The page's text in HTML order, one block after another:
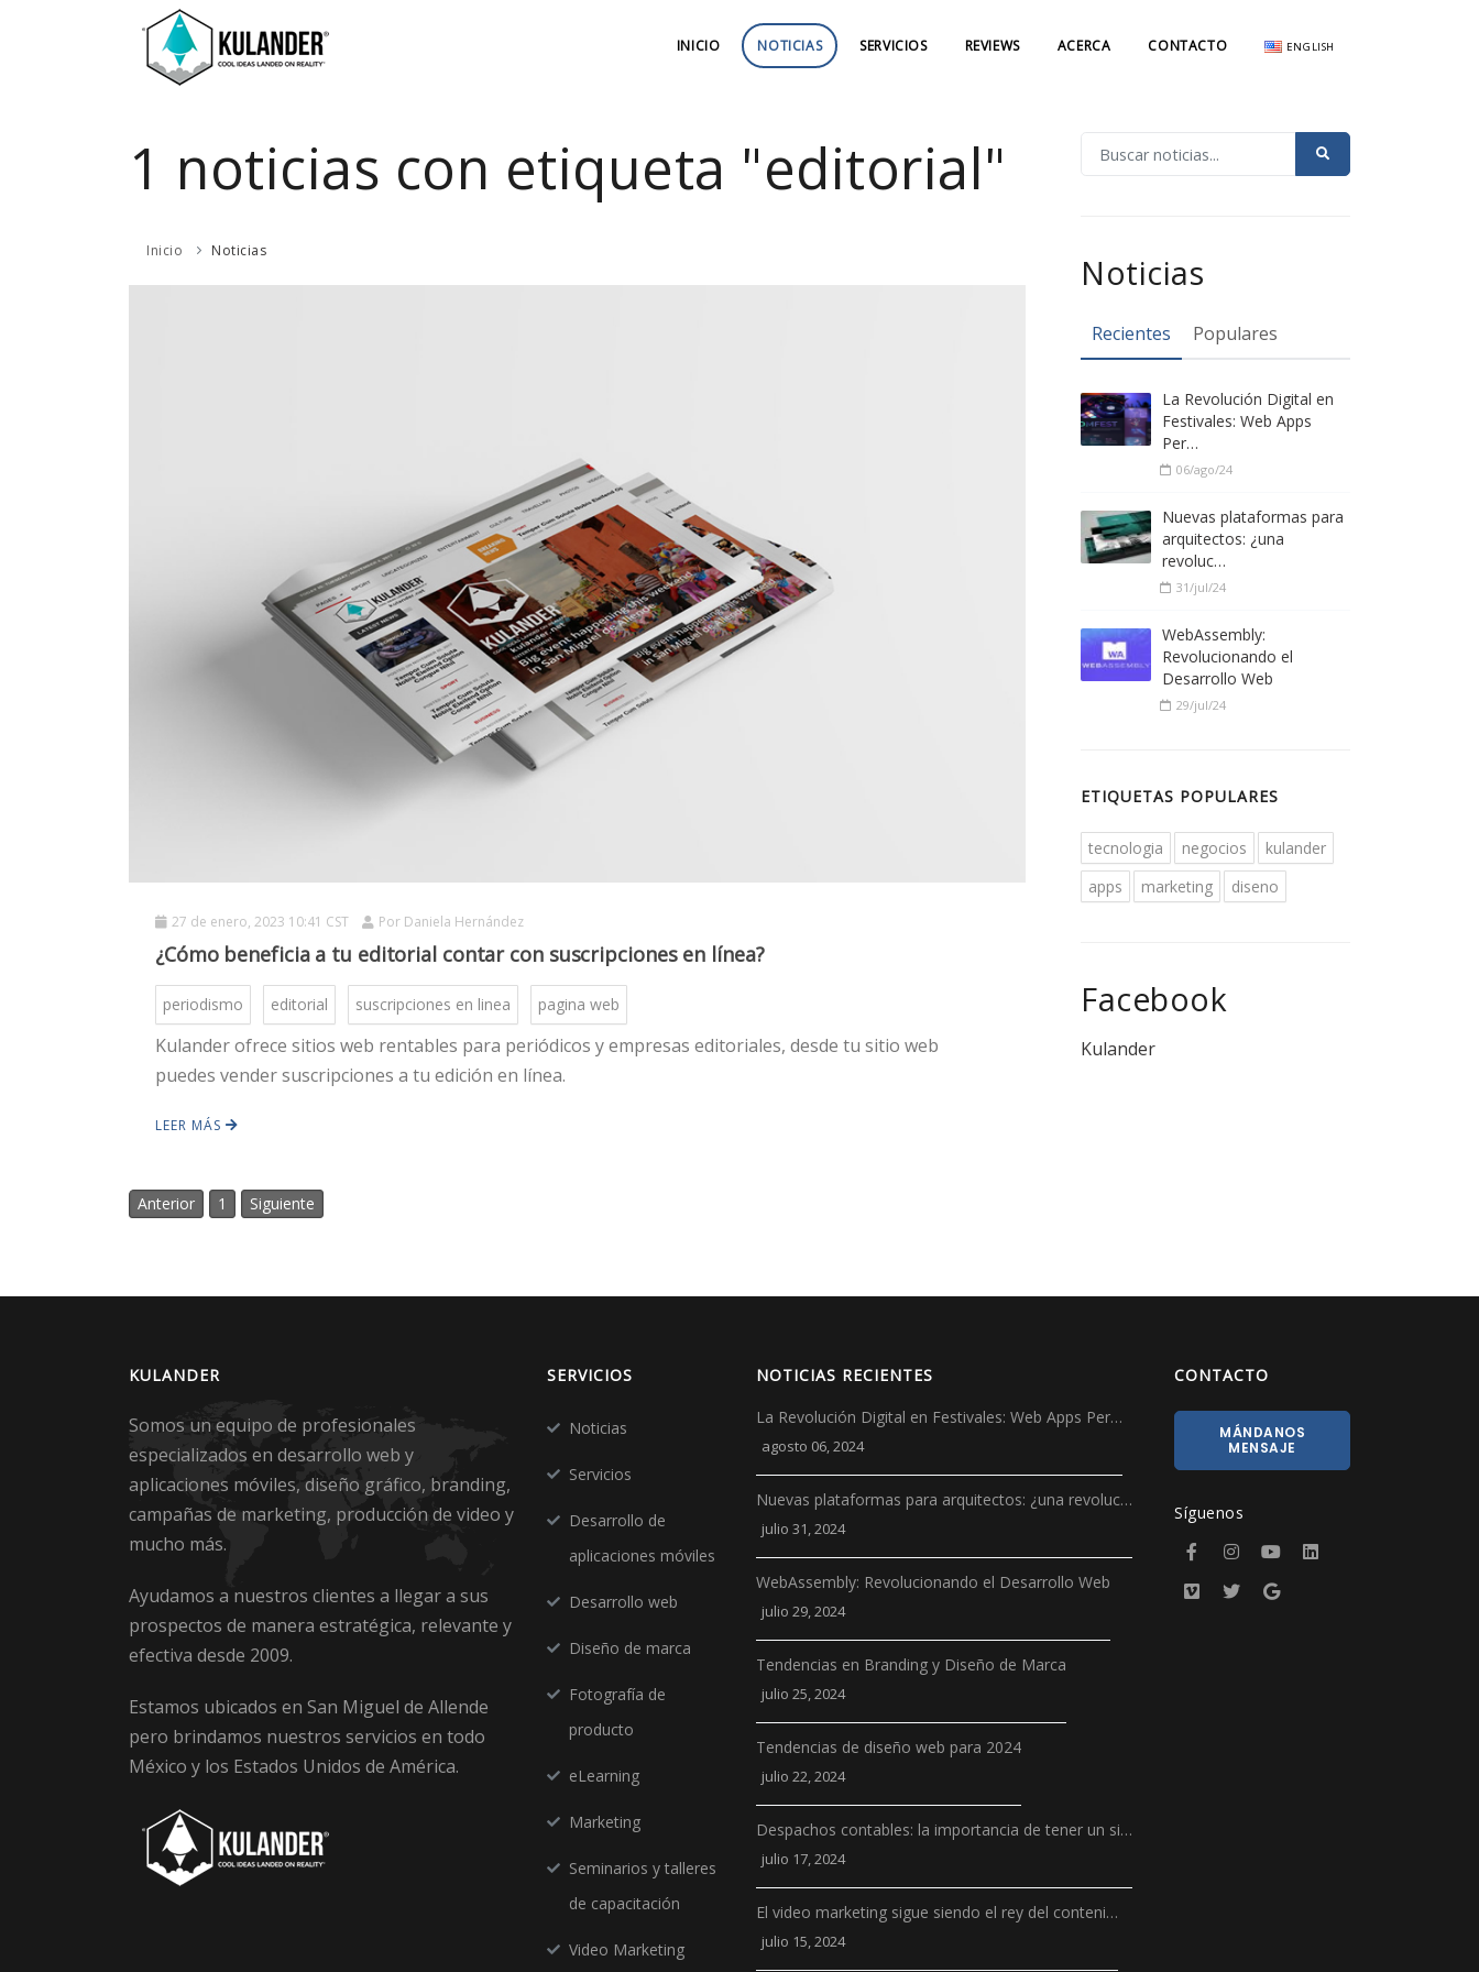
INICIO NOTICIAS SERVICIOS REVIEWS ACERCA CONTACTO ENGLISH
1 noticias con etiqueta "editorial"
Inicio Noticias
27 de enero, 2023 10:41 CST Por Daniela Hernández
¿Cómo beneficia a tu editorial contar con suscripciones en línea?
periodismo editorial suscripciones en linea pagina web
Kulander ofrece sitios web rentables para periódicos y empresas editoriales, desde tu sitio web
puedes vender suscripciones a tu edición en línea.
LEER MÁS
Anterior 1 Siguiente
Noticias
Recientes Populares
La Revolución Digital en
Festivales: Web Apps
Per…
06/ago/24
Nuevas plataformas para
arquitectos: ¿una
revoluc…
31/jul/24
WebAssembly:
Revolucionando el
Desarrollo Web
29/jul/24
ETIQUETAS POPULARES
tecnologia negocios
kulander
apps
marketing diseno
Facebook
Kulander
KULANDER
Somos un equipo de profesionales
especializados en desarrollo web y
aplicaciones móviles, diseño gráfico, branding,
campañas de marketing, producción de video y
mucho más.
Ayudamos a nuestros clientes a llegar a sus
prospectos de manera estratégica, relevante y
efectiva desde 2009.
Estamos ubicados en San Miguel de Allende
pero brindamos nuestros servicios en todo
México y los Estados Unidos de América.
SERVICIOS
Noticias
Servicios
Desarrollo de
aplicaciones móviles
Desarrollo web
Diseño de marca
Fotografía de
producto
eLearning
Marketing
Seminarios y talleres
de capacitación
Video Marketing
NOTICIAS RECIENTES
La Revolución Digital en Festivales: Web Apps Per…
agosto 06, 2024
Nuevas plataformas para arquitectos: ¿una revoluc…
julio 31, 2024
WebAssembly: Revolucionando el Desarrollo Web
julio 29, 2024
Tendencias en Branding y Diseño de Marca
julio 25, 2024
Tendencias de diseño web para 2024
julio 22, 2024
Despachos contables: la importancia de tener un si…
julio 17, 2024
El video marketing sigue siendo el rey del conteni…
julio 15, 2024
CONTACTO
MÁNDANOS
MENSAJE
Síguenos